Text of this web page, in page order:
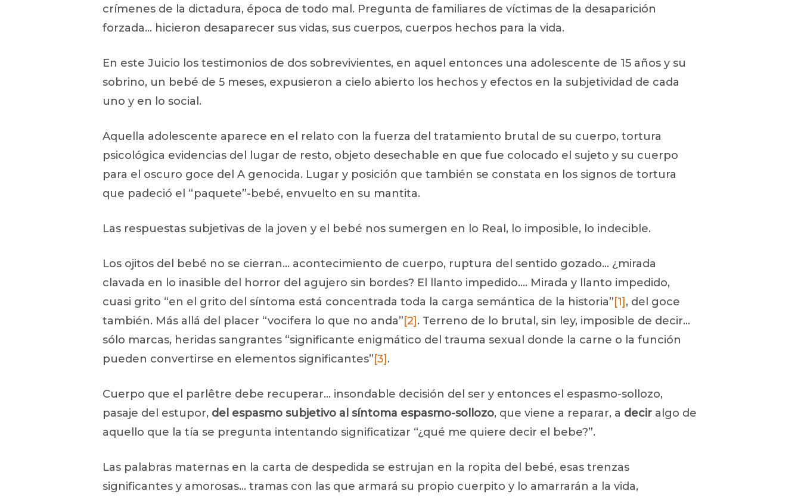
crímenes de la dictadura, época de todo mal. Pregunta de familiares de víctimas de la desaparición
forzada… hicieron desaparecer sus vidas, sus cuerpos, cuerpos hechos para la vida.
En este Juicio los testimonios de dos sobrevivientes, en aquel entonces una adolescente de 15 años y su
sobrino, un bebé de 5 meses, expusieron a cielo abierto los hechos y efectos en la subjetividad de cada
uno y en lo social.
Aquella adolescente aparece en el relato con la fuerza del tratamiento brutal de su cuerpo, tortura
psicológica evidencias del lugar de resto, objeto desechable en que fue colocado el sujeto y su cuerpo
para el oscuro goce del A genocida. Lugar y posición que también se constata en los signos de tortura
que padeció el “paquete”-bebé, envuelto en su mantita.
Las respuestas subjetivas de la joven y el bebé nos sumergen en lo Real, lo imposible, lo indecible.
Los ojitos del bebé no se cierran… acontecimiento de cuerpo, ruptura del sentido gozado… ¿mirada
clavada en lo inasible del horror del agujero sin bordes? El llanto impedido…. Mirada y llanto impedido,
cuasi grito “en el grito del síntoma está concentrada toda la carga semántica de la historia”[1] , del goce
también. Más allá del placer “vocifera lo que no anda”[2] . Terreno de lo brutal, sin ley, imposible de decir…
sólo marcas, heridas sangrantes “significante enigmático del trauma sexual donde la carne o la función
pueden convertirse en elementos significantes”[3] .
Cuerpo que el parlêtre debe recuperar… insondable decisión del ser y entonces el espasmo-sollozo,
pasaje del estupor, del espasmo subjetivo al síntoma espasmo-sollozo, que viene a reparar, a decir algo de
aquello que la tía se pregunta intentando significatizar “¿qué me quiere decir el bebe?”.
Las palabras maternas en la carta de despedida se estrujan en la ropita del bebé, esas trenzas
significantes y amorosas… tramas con las que armará su propio cuerpito y lo amarrarán a la vida,